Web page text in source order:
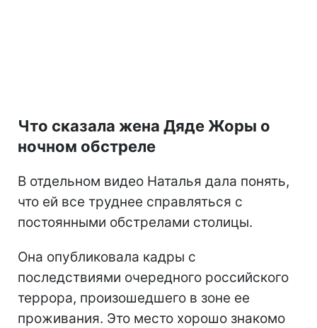
Что сказала жена Дяде Жоры о
ночном обстреле
В отдельном видео Наталья дала понять,
что ей все труднее справляться с
постоянными обстрелами столицы.
Она опубликовала кадры с
последствиями очередного российского
террора, произошедшего в зоне ее
проживания. Это место хорошо знакомо